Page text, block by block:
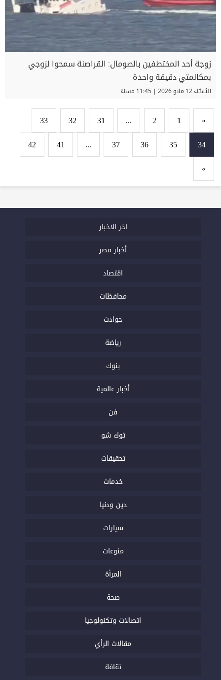
زوجة أحد المختطفين بالصومال: القراصنة سمحوا لزوجي
بمكالمتي دقيقة واحدة
الثلاثاء 12 مايو 2026 | 11:45 مساءً
«
1
2
...
31
32
33
34
35
36
37
...
41
42
»
اخر الاخبار
أخبار مصر
اقتصاد
محافظات
حوادث
رياضة
بنوك
أخبار عالمية
فن
توك شو
تحقيقات
خدمات
دين ودنيا
سيارات
منوعات
المرأة
صحة
اتصالات وتكنولوجيا
مقالات الرأي
ثقافة